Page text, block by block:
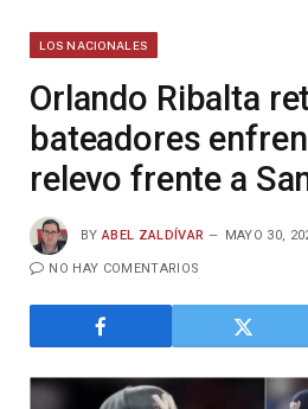
LOS NACIONALES
Orlando Ribalta
bateadores
relevo frente a
BY ABEL ZALDÍVAR MAYO 30,
NO HAY COMENTARIOS